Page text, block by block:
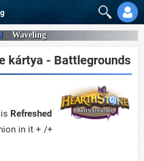
Waveling
kártya - Battlegrounds
Refreshed
in it + /+